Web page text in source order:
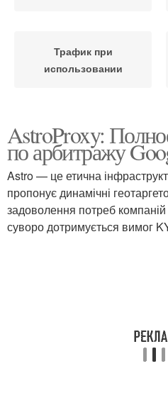
Трафик при
использовании
AstroProxy:
по арбитражу
Astro — це етична
пропонує динамічні
задоволення потреб компаній
суворо дотримується вимог